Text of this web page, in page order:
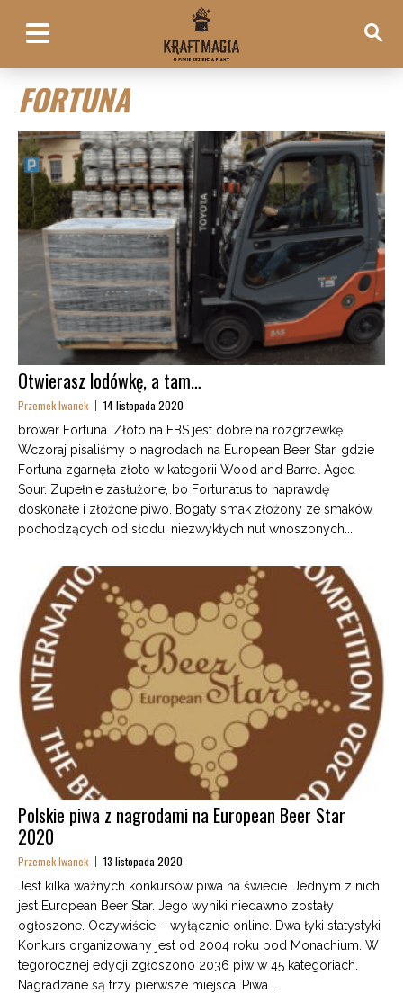
FORTUNA
Otwierasz lodówkę, a tam…
Przemek Iwanek 14 listopada 2020
browar Fortuna. Złoto na EBS jest dobre na rozgrzewkę
Wczoraj pisaliśmy o nagrodach na European Beer Star, gdzie
Fortuna zgarnęła złoto w kategorii Wood and Barrel Aged
Sour. Zupełnie zasłużone, bo Fortunatus to naprawdę
doskonałe i złożone piwo. Bogaty smak złożony ze smaków
pochodzących od słodu, niezwykłych nut wnoszonych...
Polskie piwa z nagrodami na European Beer Star
2020
Przemek Iwanek 13 listopada 2020
Jest kilka ważnych konkursów piwa na świecie. Jednym z nich
jest European Beer Star. Jego wyniki niedawno zostały
ogłoszone. Oczywiście – wyłącznie online. Dwa łyki statystyki
Konkurs organizowany jest od 2004 roku pod Monachium. W
tegorocznej edycji zgłoszono 2036 piw w 45 kategoriach.
Nagradzane są trzy pierwsze miejsca. Piwa...